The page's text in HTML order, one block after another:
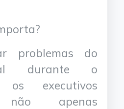
problemas do
durante o
os executivos
não apenas